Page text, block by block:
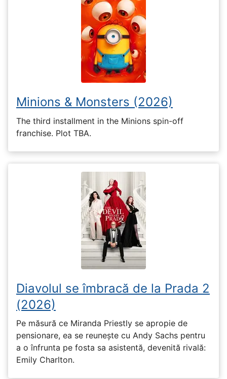
Minions & Monsters (2026)
The third installment in the Minions spin-off
franchise. Plot TBA.
Diavolul se îmbracă de la Prada 2
(2026)
Pe măsură ce Miranda Priestly se apropie de
pensionare, ea se reunește cu Andy Sachs pentru
a o înfrunta pe fosta sa asistentă, devenită rivală:
Emily Charlton.